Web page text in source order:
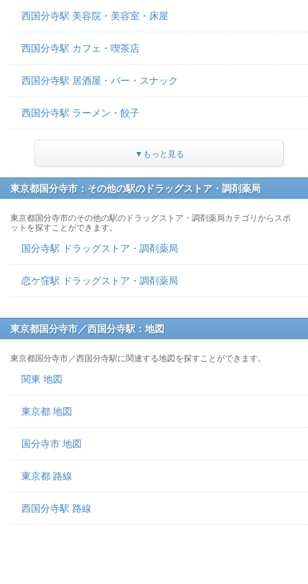
西国分寺駅 美容院・美容室・床屋
西国分寺駅 カフェ・喫茶店
西国分寺駅 居酒屋・バー・スナック
西国分寺駅 ラーメン・餃子
▼もっと見る
東京都国分寺市：その他の駅のドラッグストア・調剤薬局
東京都国分寺市のその他の駅のドラッグストア・調剤薬局カテゴリからスポ
ットを探すことができます。
国分寺駅 ドラッグストア・調剤薬局
恋ケ窪駅 ドラッグストア・調剤薬局
東京都国分寺市／西国分寺駅：地図
東京都国分寺市／西国分寺駅に関連する地図を探すことができます。
関東 地図
東京都 地図
国分寺市 地図
東京都 路線
西国分寺駅 路線